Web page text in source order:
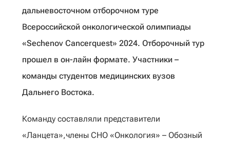
дальневосточном отборочном туре
Всероссийской онкологической олимпиады
«Sechenov Canсerquest» 2024. Отборочный тур
прошел в он-лайн формате. Участники –
команды студентов медицинских вузов
Дальнего Востока.
Команду составляли представители
«Ланцета»,члены СНО «Онкология» – Обозный